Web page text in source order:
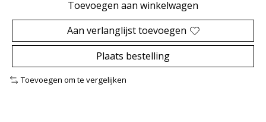
Toevoegen aan winkelwagen
Aan verlanglijst toevoegen
Plaats bestelling
Toevoegen om te vergelijken